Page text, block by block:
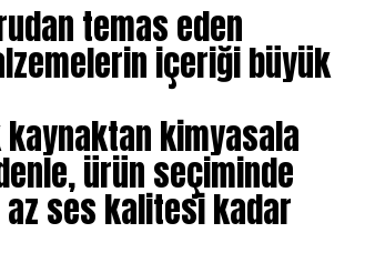
temas eden
içeriği büyük
kimyasala
ürün seçiminde
ses kalitesi kadar